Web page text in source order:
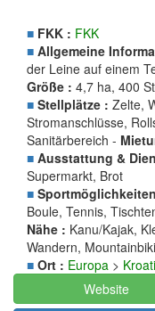
■ FKK : FKK
■ Allgemeine
der Leine auf einem
Größe : 4,7 ha, 400
■ Stellplätze : Zelte,
Stromanschlüsse,
Sanitärbereich -
■ Ausstattung &
Supermarkt, Brot
■
Boule, Tennis,
Nähe : Kanu/Kajak,
Wandern,
■ Ort : Europa >
Website